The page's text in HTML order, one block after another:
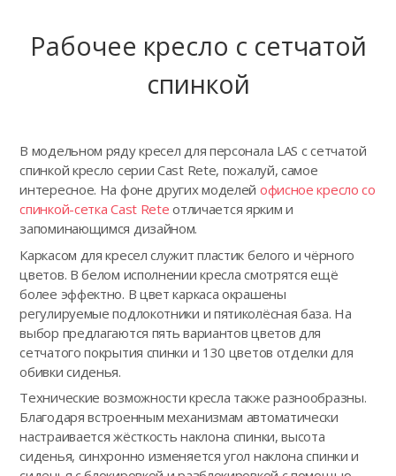
Рабочее кресло с сетчатой
спинкой
В модельном ряду кресел для персонала LAS с сетчатой
спинкой кресло серии Cast Rete, пожалуй, самое
интересное. На фоне других моделей офисное кресло со
спинкой-сетка Cast Rete отличается ярким и
запоминающимся дизайном.
Каркасом для кресел служит пластик белого и чёрного
цветов. В белом исполнении кресла смотрятся ещё
более эффектно. В цвет каркаса окрашены
регулируемые подлокотники и пятиколёсная база. На
выбор предлагаются пять вариантов цветов для
сетчатого покрытия спинки и 130 цветов отделки для
обивки сиденья.
Технические возможности кресла также разнообразны.
Благодаря встроенным механизмам автоматически
настраивается жёсткость наклона спинки, высота
сиденья, синхронно изменяется угол наклона спинки и